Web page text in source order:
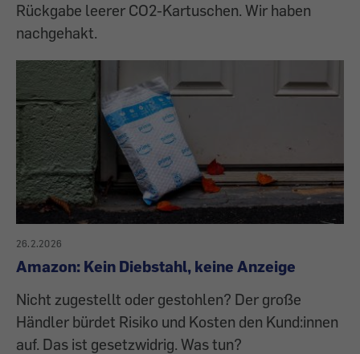
Rückgabe leerer CO2-Kartuschen. Wir haben
nachgehakt.
26.2.2026
Amazon: Kein Diebstahl, keine Anzeige
Nicht zugestellt oder gestohlen? Der große
Händler bürdet Risiko und Kosten den Kund:innen
auf. Das ist gesetzwidrig. Was tun?